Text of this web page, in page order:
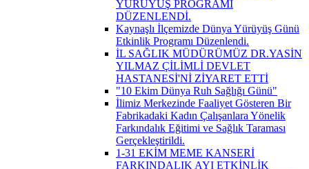
YÜRÜYÜŞ PROGRAMI
DÜZENLENDİ.
Kaynaşlı İlçemizde Dünya Yürüyüş Günü
Etkinlik Programı Düzenlendi.
İL SAĞLIK MÜDÜRÜMÜZ DR.YASİN
YILMAZ ÇİLİMLİ DEVLET
HASTANESİ'Nİ ZİYARET ETTİ
"10 Ekim Dünya Ruh Sağlığı Günü"
İlimiz Merkezinde Faaliyet Gösteren Bir
Fabrikadaki Kadın Çalışanlara Yönelik
Farkındalık Eğitimi ve Sağlık Taraması
Gerçekleştirildi.
1-31 EKİM MEME KANSERİ
FARKINDALIK AYI ETKİNLİK